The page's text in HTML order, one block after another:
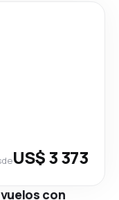
US$ 3 373
con